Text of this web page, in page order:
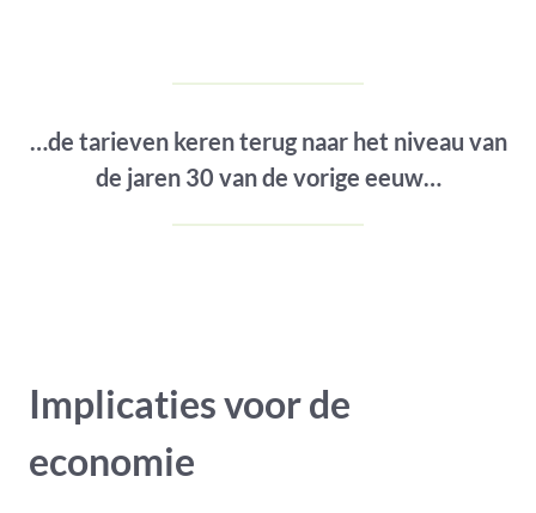
…de tarieven keren terug naar het niveau van
de jaren 30 van de vorige eeuw…
Implicaties voor de
economie